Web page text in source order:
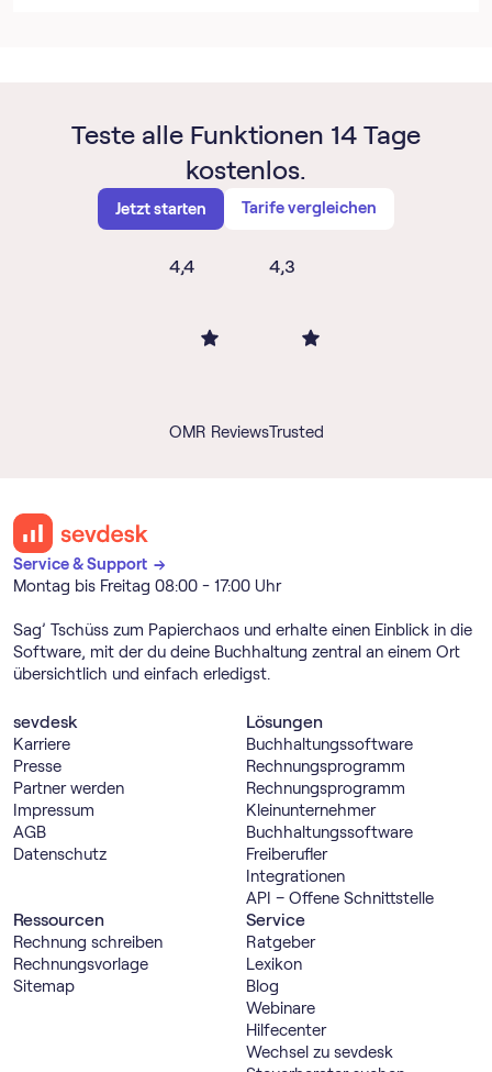
Teste alle Funktionen 14 Tage
kostenlos.
Jetzt starten Tarife vergleichen
4,4
OMR Reviews
4,3
Trusted
Service & Support →
Montag bis Freitag 08:00 - 17:00 Uhr
Sag’ Tschüss zum Papierchaos und erhalte einen Einblick in die
Software, mit der du deine Buchhaltung zentral an einem Ort
übersichtlich und einfach erledigst.
sevdesk
Karriere
Presse
Partner werden
Impressum
AGB
Datenschutz
Lösungen
Buch­haltungs­software
Rechnungs­programm
Rechnungs­programm
Kleinunternehmer
Buch­haltungs­software
Freiberufler
Integrationen
API – Offene Schnittstelle
Ressourcen
Rechnung schreiben
Rechnungsvorlage
Sitemap
Service
Ratgeber
Lexikon
Blog
Webinare
Hilfecenter
Wechsel zu sevdesk